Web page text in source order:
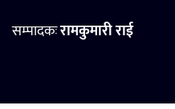
सम्पादकःरामकुमारी राई